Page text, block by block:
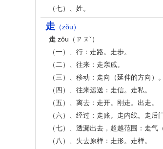
（七）、姓。
走 （zǒu）
走 zǒu（ㄗㄡˇ）
（一）、行：走路。走步。
（二）、往来：走亲戚。
（三）、移动：走向（延伸的方向）
（四）、往来运送：走信。走私。
（五）、离去：走开。刚走。出走。
（六）、经过：走账。走内线。走后门
（七）、透漏出去，超越范围：走气
（八）、失去原样：走形。走样。